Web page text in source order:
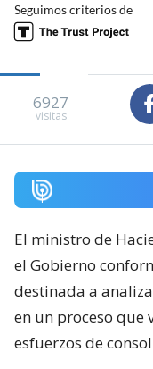
Seguimos criterios de
6927
visitas
El ministro de
el Gobierno
destinada a
en un proceso que
esfuerzos de